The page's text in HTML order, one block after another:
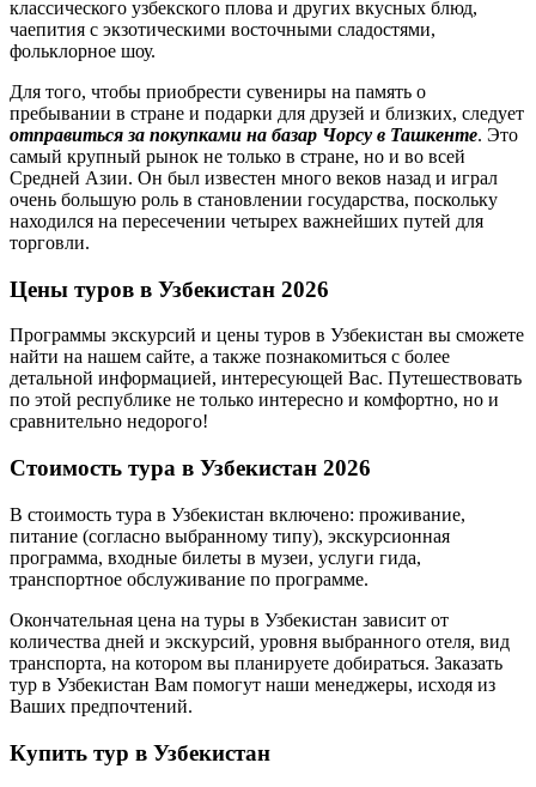
классического узбекского плова и других вкусных блюд,
чаепития с экзотическими восточными сладостями,
фольклорное шоу.
Для того, чтобы приобрести сувениры на память о
пребывании в стране и подарки для друзей и близких, следует
отправиться за покупками на базар Чорсу в Ташкенте. Это
самый крупный рынок не только в стране, но и во всей
Средней Азии. Он был известен много веков назад и играл
очень большую роль в становлении государства, поскольку
находился на пересечении четырех важнейших путей для
торговли.
Цены туров в Узбекистан 2026
Программы экскурсий и цены туров в Узбекистан вы сможете
найти на нашем сайте, а также познакомиться с более
детальной информацией, интересующей Вас. Путешествовать
по этой республике не только интересно и комфортно, но и
сравнительно недорого!
Стоимость тура в Узбекистан 2026
В стоимость тура в Узбекистан включено: проживание,
питание (согласно выбранному типу), экскурсионная
программа, входные билеты в музеи, услуги гида,
транспортное обслуживание по программе.
Окончательная цена на туры в Узбекистан зависит от
количества дней и экскурсий, уровня выбранного отеля, вид
транспорта, на котором вы планируете добираться. Заказать
тур в Узбекистан Вам помогут наши менеджеры, исходя из
Ваших предпочтений.
Купить тур в Узбекистан